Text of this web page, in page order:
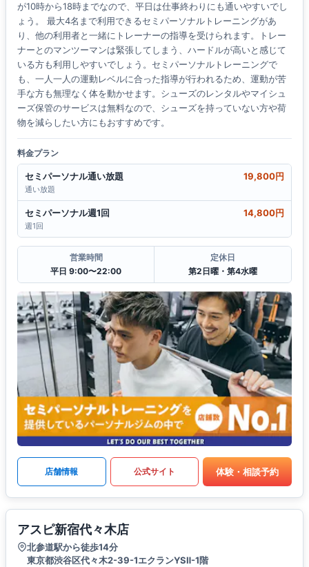
が10時から18時までなので、平日は仕事終わりにも通いやすいでし
ょう。 最大4名まで利用できるセミパーソナルトレーニングがあ
り、他の利用者と一緒にトレーナーの指導を受けられます。トレー
ナーとのマンツーマンは緊張してしまう、ハードルが高いと感じて
いる方も利用しやすいでしょう。セミパーソナルトレーニングで
も、一人一人の運動レベルに合った指導が行われるため、運動が苦
手な方も無理なく体を動かせます。シューズのレンタルやマイシュ
ーズ保管のサービスは無料なので、シューズを持っていない方や荷
物を減らしたい方にもおすすめです。
料金プラン
セミパーソナル通い放題 19,800円
通い放題
セミパーソナル週1回 14,800円
週1回
営業時間
平日 9:00〜22:00
定休日
第2日曜・第4水曜
店舗情報 公式サイト 体験・相談予約
アスピ新宿代々木店
北参道駅から徒歩14分
東京都渋谷区代々木2-39-1エクランYSⅡ-1階